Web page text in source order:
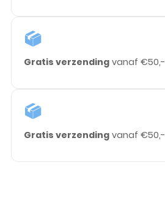
Gratis verzendingvanaf €50,-
Gratis verzendingvanaf €50,-